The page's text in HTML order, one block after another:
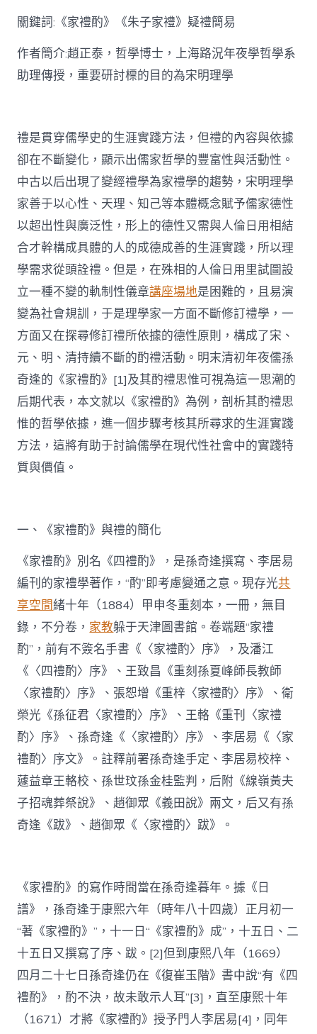
中
關鍵詞:《家禮酌》《朱子家禮》疑禮簡易
作者簡介:趙正泰，哲學博士，上海路況年夜學哲學系
助理傳授，重要研討標的目的為宋明理學
禮是貫穿儒學史的生涯實踐方法，但禮的內容與依據
卻在不斷變化，顯示出儒家哲學的豐富性與活動性。
中古以后出現了變經禮學為家禮學的趨勢，宋明理學
家善于以心性、天理、知己等本體概念賦予儒家德性
以超出性與廣泛性，形上的德性又需與人倫日用相結
合才幹構成具體的人的成德成善的生涯實踐，所以理
學需求從頭詮禮。但是，在殊相的人倫日用里試圖設
立一種不變的軌制性儀章講座場地是困難的，且易演
變為社會規訓，于是理學家一方面不斷修訂禮學，一
方面又在探尋修訂禮所依據的德性原則，構成了宋、
元、明、清持續不斷的酌禮活動。明末清初年夜儒孫
奇逢的《家禮酌》[1]及其酌禮思惟可視為這一思潮的
后期代表，本文就以《家禮酌》為例，剖析其酌禮思
惟的哲學依據，進一個步驟考核其所尋求的生涯實踐
方法，這將有助于討論儒學在現代性社會中的實踐特
質與價值。
一、《家禮酌》與禮的簡化
《家禮酌》別名《四禮酌》，是孫奇逢撰寫、李居易
編刊的家禮學著作，“酌”即考慮變通之意。現存光共
享空間緒十年（1884）甲申冬重刻本，一冊，無目
錄，不分卷， 家教躲于天津圖書館。卷端題“家禮
酌”，前有不簽名手書《〈家禮酌〉序》，及潘江
《〈四禮酌〉序》、王致昌《重刻孫夏峰師長教師
〈家禮酌〉序》、張恕增《重梓〈家禮酌〉序》、衛
榮光《孫征君〈家禮酌〉序》、王輅《重刊〈家禮
酌〉序》、孫奇逢《〈家禮酌〉序》、李居易《〈家
禮酌〉序文》。註釋前署孫奇逢手定、李居易校梓、
蘧益章王輅校、孫世玟孫金桂監判，后附《線嶺黃夫
子招魂葬祭說》、趙御眾《義田說》兩文，后又有孫
奇逢《跋》、趙御眾《〈家禮酌〉跋》。
《家禮酌》的寫作時間當在孫奇逢暮年。據《日
譜》，孫奇逢于康熙六年（時年八十四歲）正月初一
“著《家禮酌》”，十一日“《家禮酌》成”，十五日、二
十五日又撰寫了序、跋。[2]但到康熙八年（1669）
四月二十七日孫奇逢仍在《復崔玉階》書中說“有《四
禮酌》，酌不決，故未敢示人耳”[3]，直至康熙十年
（1671）才將《家禮酌》授予門人李居易[4]，同年